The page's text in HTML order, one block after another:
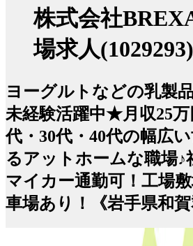
株式会社
場求人(1029293)
ヨーグルトなどの乳製
未経験活躍中★月収25万
代・30代・40代の幅広
るアットホームな職場
マイカー通勤可！工場
車場あり！《岩手県和賀